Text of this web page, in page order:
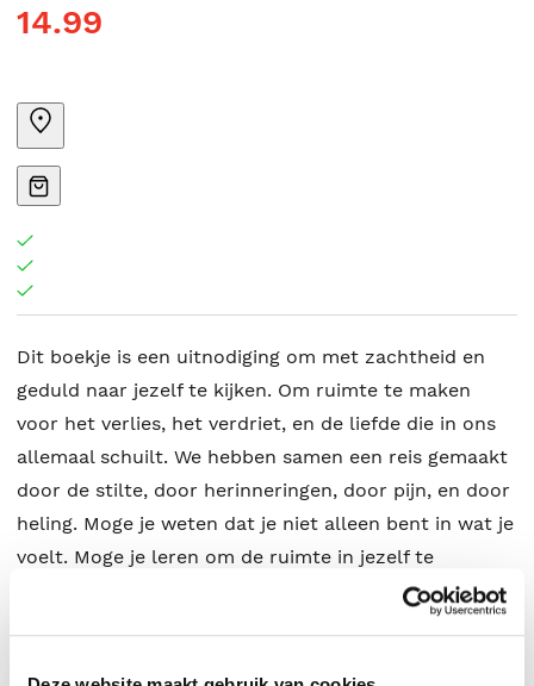
14.99
Dit boekje is een uitnodiging om met zachtheid en
geduld naar jezelf te kijken. Om ruimte te maken
voor het verlies, het verdriet, en de liefde die in ons
allemaal schuilt. We hebben samen een reis gemaakt
door de stilte, door herinneringen, door pijn, en door
heling. Moge je weten dat je niet alleen bent in wat je
voelt. Moge je leren om de ruimte in jezelf te
omarmen, de ruimte waar alles mag zijn zoals het is.
Moge je altijd herinneren dat, ondanks alles wat we